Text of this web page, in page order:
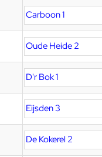
Carboon 1
Oude Heide 2
D'r Bok 1
Eijsden 3
De Kokerel 2